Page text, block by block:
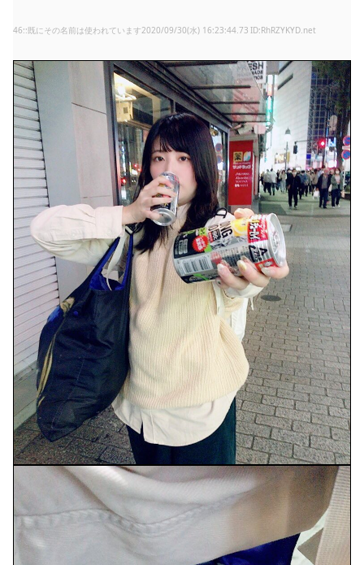
46: 既にその名前は使われています2020/09/30(水) 16:23:44.73 RhRZYKYD.net